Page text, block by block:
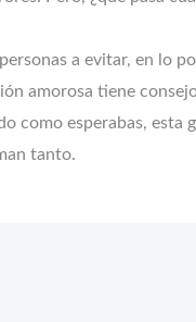
a evitar, en lo
amorosa tiene
como esperabas,
tanto.